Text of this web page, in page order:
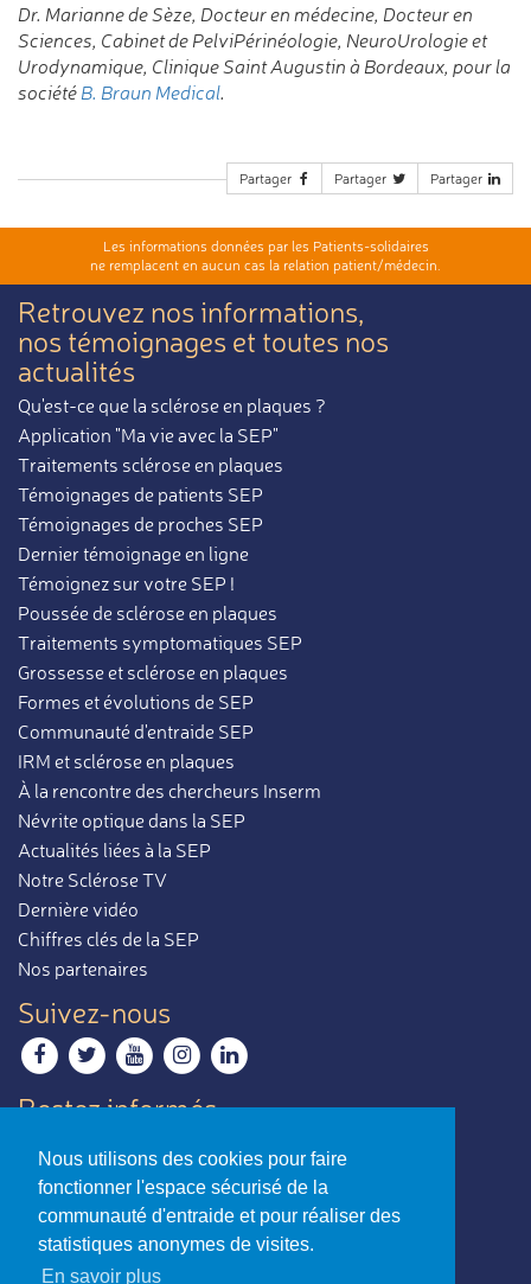
Nous utilisons des cookies pour faire
fonctionner l'espace sécurisé de la
communauté d'entraide et pour réaliser des
statistiques anonymes de visites.
En savoir plus
Dr. Marianne de Sèze, Docteur en médecine, Docteur en
Sciences, Cabinet de PelviPérinéologie, NeuroUrologie et
Urodynamique, Clinique Saint Augustin à Bordeaux, pour la
société B. Braun Medical.
Partager Partager Partager
Les informations données par les Patients-solidaires
ne remplacent en aucun cas la relation patient/médecin.
Retrouvez nos informations,
nos témoignages et toutes nos
actualités
Qu'est-ce que la sclérose en plaques ?
Application "Ma vie avec la SEP"
Traitements sclérose en plaques
Témoignages de patients SEP
Témoignages de proches SEP
Dernier témoignage en ligne
Témoignez sur votre SEP !
Poussée de sclérose en plaques
Traitements symptomatiques SEP
Grossesse et sclérose en plaques
Formes et évolutions de SEP
Communauté d'entraide SEP
IRM et sclérose en plaques
À la rencontre des chercheurs Inserm
Névrite optique dans la SEP
Actualités liées à la SEP
Notre Sclérose TV
Dernière vidéo
Chiffres clés de la SEP
Nos partenaires
Suivez-nous
Restez informés
Contactez-nous
Envoyer un e-mail
La sclérose en plaques,